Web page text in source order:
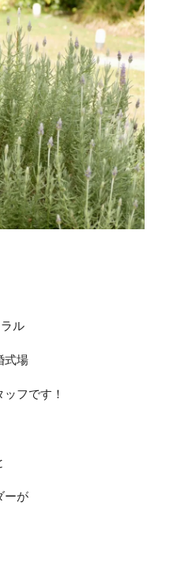
DRESS
ドレス
BLOG
ブログ
CONTACT
お問い合わせ
-3333
19:00
日の場合は営業）
19:00
ラス カフェ
ポリシー
ル
式場
フです！
ーが